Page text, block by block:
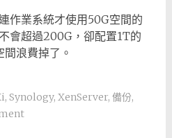
作業系統才使用50G空間的
會超過200G，卻配置1T的
浪費掉了。
, Synology, XenServer, 備份,